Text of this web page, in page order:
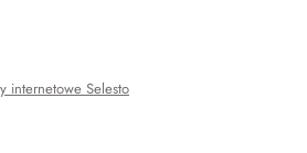
internetowe Selesto